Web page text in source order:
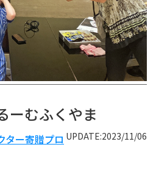
ーむふくやま
UPDATE:2023/11/06
ター寄贈プロ